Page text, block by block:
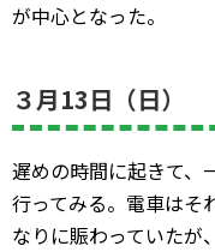
が中心となった。
３月13日（日）
遅めの時間に起きて、
行ってみる。電車はそ
なりに賑わっていたが